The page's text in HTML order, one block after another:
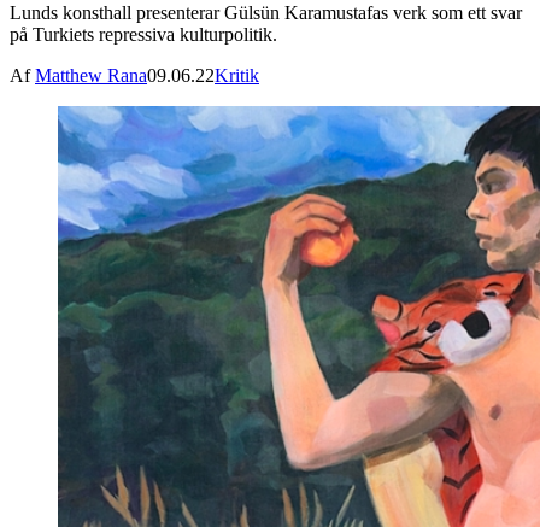
Lunds konsthall presenterar Gülsün Karamustafas verk som ett svar
på Turkiets repressiva kulturpolitik.
AfMatthew Rana09.06.22Kritik